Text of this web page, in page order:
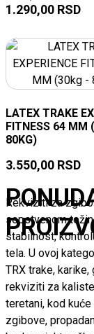
1.290,00 RSD
LATEX TRAKE
FITNESS 64 MM
80KG)
3.550,00 RSD
Rekviziti za
sopstvenom
stabilnost,
tela. U ovoj
TRX trake,
rekviziti za
teretani, kod
zgibove,